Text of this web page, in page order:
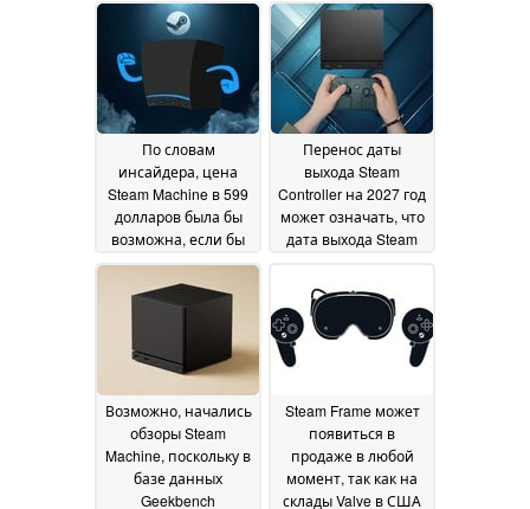
По словам
инсайдера, цена
Steam Machine в 599
долларов была бы
возможна, если бы
Valve справилась с
проблемой нехватки
памяти28 June 2026
Перенос даты
выхода Steam
Controller на 2027 год
может означать, что
дата выхода Steam
оправдает
ожиданий
19 June 2026
Возможно, начались
обзоры Steam
Machine, поскольку в
базе данных
Geekbench
Steam Frame может
появиться в
продаже в любой
момент, так как на
склады Valve в США